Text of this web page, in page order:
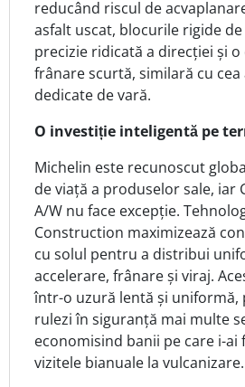
reducând riscul de
asfalt uscat, blocurile rigide
precizie ridicată a direcției și
frânare scurtă, similară cu
dedicate de vară.
O investiție inteligentă pe
Michelin este recunoscut
de viață a produselor sale, iar
A/W nu face excepție.
Construction maximizează
cu solul pentru a distribui
accelerare, frânare și viraj.
într-o uzură lentă și uniformă,
rulezi în siguranță mai multe
economisind banii pe care i-ai
vizitele bianuale la vulcanizare.